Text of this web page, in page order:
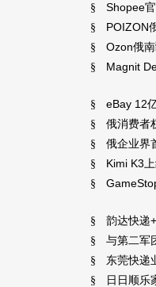
§ Shopee
§ POIZON
§ Ozon俄
§ Magnit
§ eBay 12
§ 俄消费者
§ 俄企业界
§ Kimi K3
§
§ 韵达快递
§ 与第二军
§ 东莞快递
§ 日日顺乐